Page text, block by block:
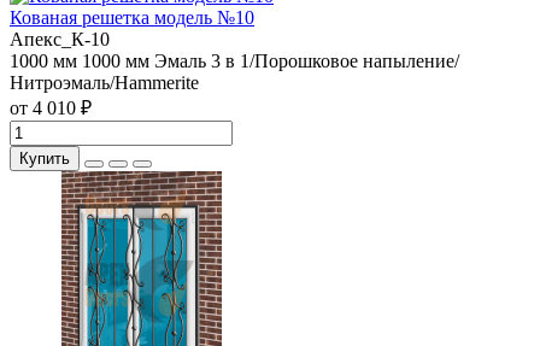
Кованая решетка модель №10
Апекс_К-10
1000 мм 1000 мм Эмаль 3 в 1/Порошковое напыление/
Нитроэмаль/Hammerite
от 4 010 ₽
Купить